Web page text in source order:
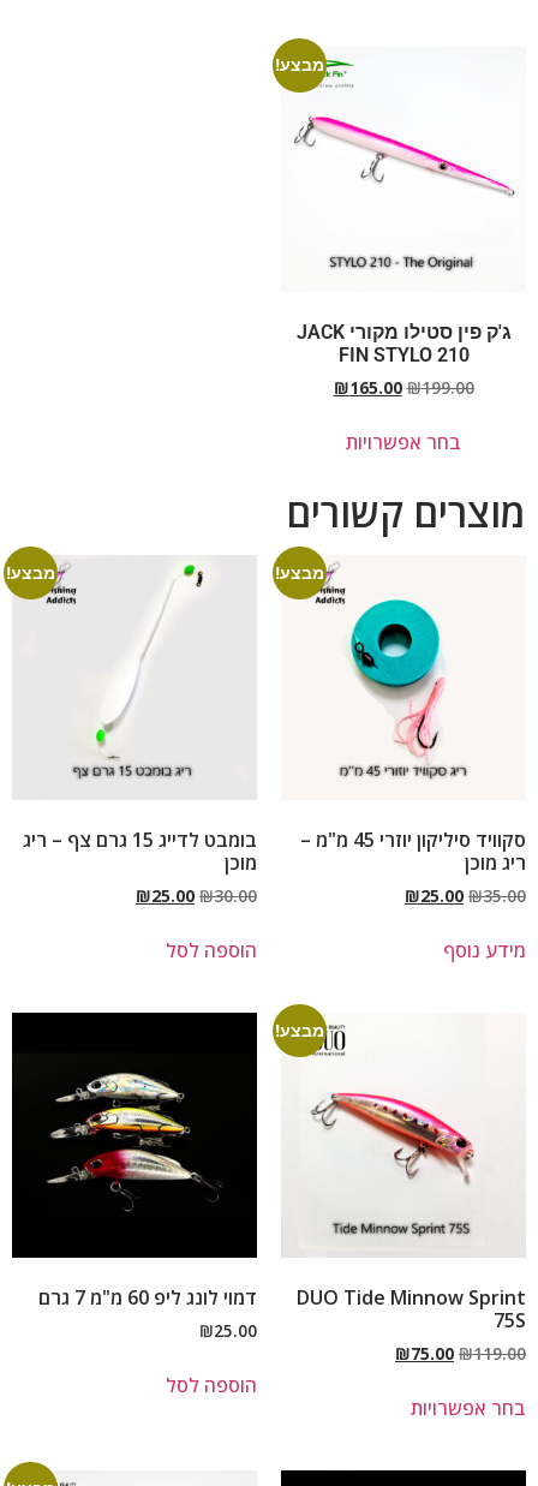
מבצע!
ג'ק פין סטילו מקורי JACK
FIN STYLO 210
₪199.00
₪165.00
בחר אפשרויות
מוצרים קשורים
מבצע!
סקוויד סיליקון יוזרי 45 מ"מ –
ריג מוכן
₪35.00
₪25.00
מידע נוסף
מבצע!
בומבט לדייג 15 גרם צף – ריג
מוכן
₪30.00
₪25.00
הוספה לסל
מבצע!
DUO Tide Minnow Sprint
75S
₪119.00
₪75.00
בחר אפשרויות
דמוי לונג ליפ 60 מ"מ 7 גרם
₪25.00
הוספה לסל